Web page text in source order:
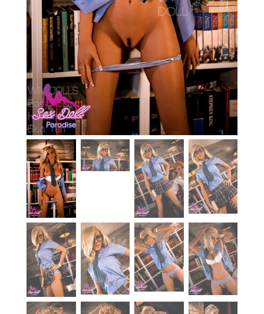
Aide
Guides
Paiement
Contact
Livraison
À propos
Blog